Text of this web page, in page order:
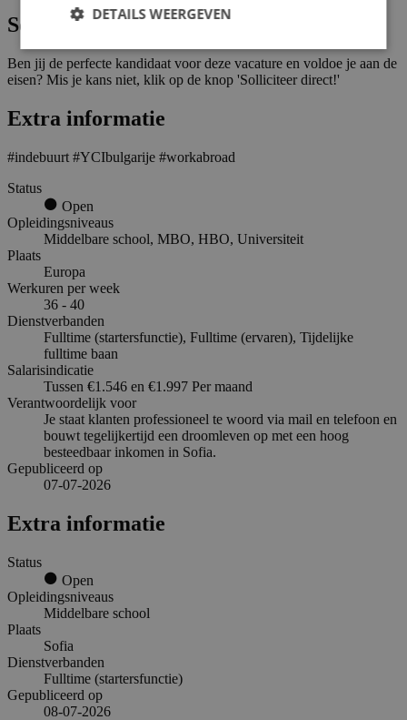
Solliciteren
Ben jij de perfecte kandidaat voor deze vacature en voldoe je aan de
eisen? Mis je kans niet, klik op de knop 'Solliciteer direct!'
Extra informatie
#indebuurt #YCIbulgarije #workabroad
Status
Open
Opleidingsniveaus
Middelbare school, MBO, HBO, Universiteit
Plaats
Europa
Werkuren per week
36 - 40
Dienstverbanden
Fulltime (startersfunctie), Fulltime (ervaren), Tijdelijke
fulltime baan
Salarisindicatie
Tussen €1.546 en €1.997 Per maand
Verantwoordelijk voor
Je staat klanten professioneel te woord via mail en telefoon en
bouwt tegelijkertijd een droomleven op met een hoog
besteedbaar inkomen in Sofia.
Gepubliceerd op
07-07-2026
Extra informatie
Status
Open
Opleidingsniveaus
Middelbare school
Plaats
Sofia
Dienstverbanden
Fulltime (startersfunctie)
Gepubliceerd op
08-07-2026
DETAILS WEERGEVEN